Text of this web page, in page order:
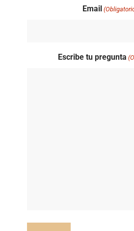
Email
Escribe tu pregunta